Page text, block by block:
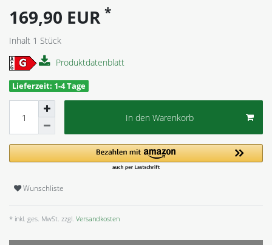
169,90 EUR *
Inhalt 1 Stück
Produktdatenblatt
Lieferzeit: 1-4 Tage
In den Warenkorb
Wunschliste
* inkl. ges. MwSt. zzgl. Versandkosten